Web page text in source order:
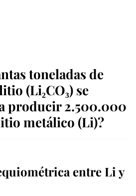
toneladas de
(Li₂CO₃) se
producir 2.500.000
metálico (Li)?
entre Li y